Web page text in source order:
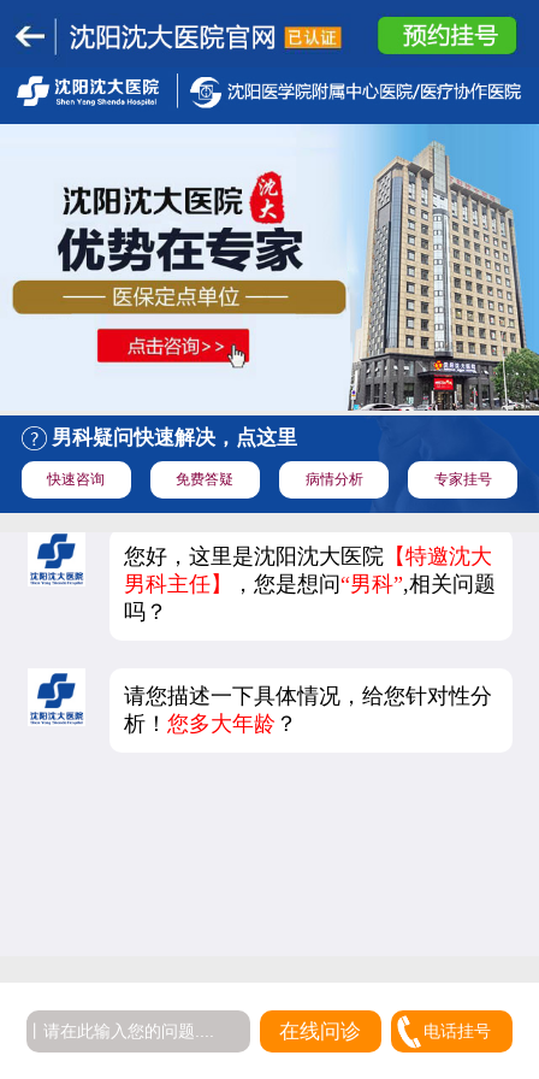
男科疑问快速解决，点这里
快速咨询 免费答疑 病情分析 专家挂号
您好，这里是沈阳沈大医院 【特邀沈大
男科主任】
，您是想问“男科”,相关问题
吗？
请您描述一下具体情况，给您针对性分
析！您多大年龄 ？
在线问诊 电话挂号